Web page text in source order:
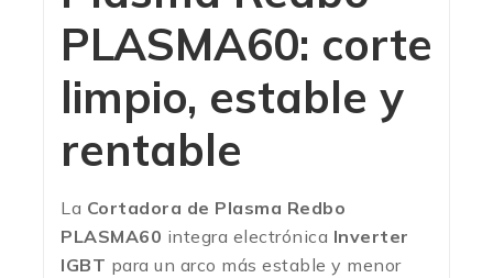
PLASMA60: corte
limpio, estable y
rentable
La Cortadora de Plasma Redbo
PLASMA60 integra electrónica Inverter
IGBT para un arco más estable y menor